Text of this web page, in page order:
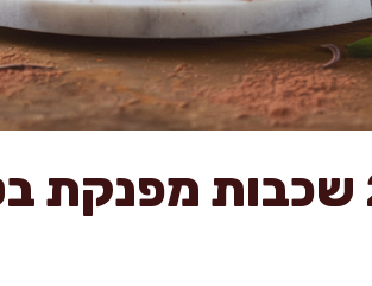
עוגת שוקולד 2 שכבות